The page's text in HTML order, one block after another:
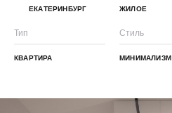
ЕКАТЕРИНБУРГ ЖИЛОЕ
Тип
КВАРТИРА
Стиль
МИНИМАЛИЗМ